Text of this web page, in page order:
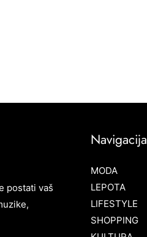
postati vaš
Navigacija
MODA
LEPOTA
LIFESTYLE
SHOPPING